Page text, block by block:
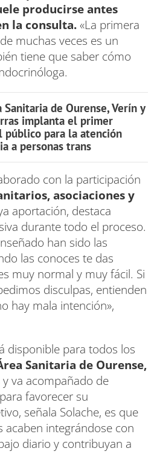
producirse antes
la consulta.«La primera
muchas veces es un
tiene que saber cómo
Sanitaria de Ourense, Verín y
implanta el primer
público para la atención
a personas trans
con la participación
asociaciones y
aportación, destaca
durante todo el proceso.
han sido las
las conoces te das
muy normal y muy fácil. Si
disculpas, entienden
hay mala intención»,
disponible para todos los
Sanitaria de Ourense,
y va acompañado de
favorecer su
señala Solache, es que
acaben integrándose con
diario y contribuyan a